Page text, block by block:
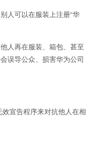
人可以在服装上注册“华
人再在服装、箱包、甚至
误导公众、损害华为公司
宣告程序来对抗他人在相